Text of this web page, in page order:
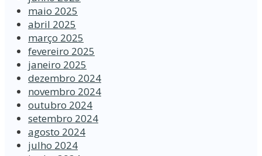
maio 2025
abril 2025
março 2025
fevereiro 2025
janeiro 2025
dezembro 2024
novembro 2024
outubro 2024
setembro 2024
agosto 2024
julho 2024